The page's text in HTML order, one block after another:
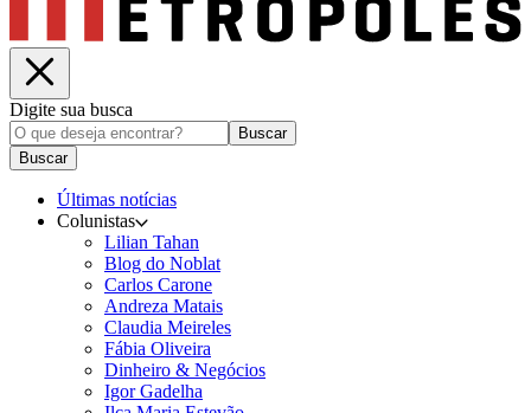
Digite sua busca
Buscar
Buscar
Últimas notícias
Colunistas
Lilian Tahan
Blog do Noblat
Carlos Carone
Andreza Matais
Claudia Meireles
Fábia Oliveira
Dinheiro & Negócios
Igor Gadelha